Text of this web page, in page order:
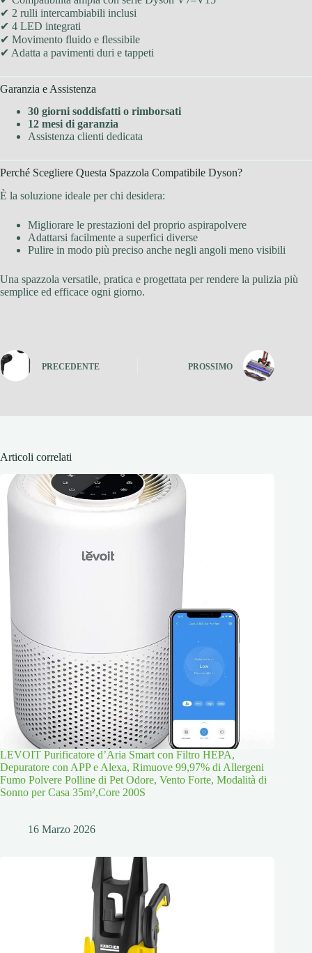
✔ 2 rulli intercambiabili inclusi
✔ 4 LED integrati
✔ Movimento fluido e flessibile
✔ Adatta a pavimenti duri e tappeti
Garanzia e Assistenza
30 giorni soddisfatti o rimborsati
12 mesi di garanzia
Assistenza clienti dedicata
Perché Scegliere Questa Spazzola Compatibile Dyson?
È la soluzione ideale per chi desidera:
Migliorare le prestazioni del proprio aspirapolvere
Adattarsi facilmente a superfici diverse
Pulire in modo più preciso anche negli angoli meno visibili
Una spazzola versatile, pratica e progettata per rendere la pulizia più
semplice ed efficace ogni giorno.
PRECEDENTE PROSSIMO
Articoli correlati
LEVOIT Purificatore d’Aria Smart con Filtro HEPA,
Depuratore con APP e Alexa, Rimuove 99,97% di Allergeni
Fumo Polvere Polline di Pet Odore, Vento Forte, Modalità di
Sonno per Casa 35m²,Core 200S
16 Marzo 2026